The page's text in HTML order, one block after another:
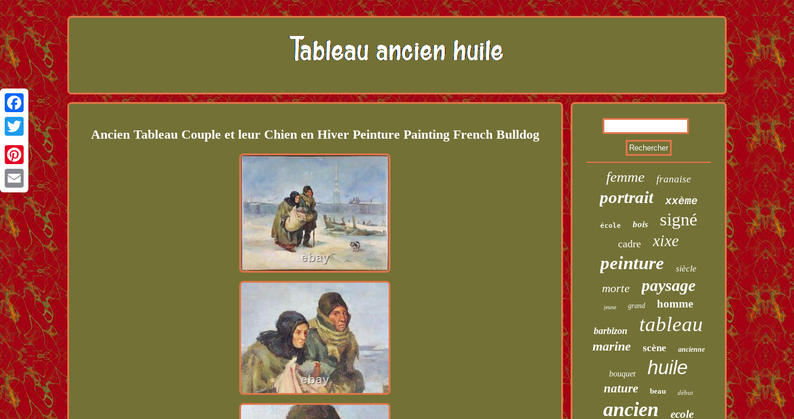
Facebook
Twitter
Pinterest
Email
Ancien Tableau Couple et leur Chien en Hiver Peinture Painting French Bulldog
femme franaise
portrait xxème
école bois signé
cadre xixe
peinture siècle
morte paysage
jeune grand homme
barbizon tableau
marine scène ancienne
bouquet huile
nature beau début
ancien ecole